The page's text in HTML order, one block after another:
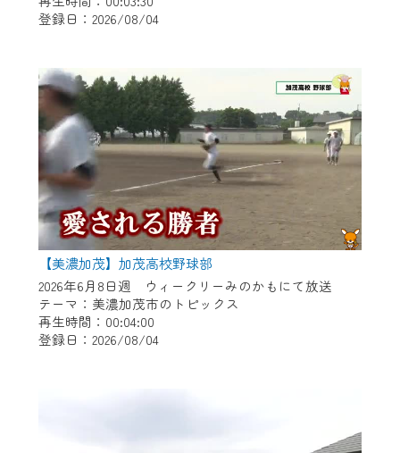
登録日：2026/08/04
【美濃加茂】加茂高校野球部
2026年6月8日週 ウィークリーみのかもにて放送
テーマ：美濃加茂市のトピックス
再生時間：00:04:00
登録日：2026/08/04